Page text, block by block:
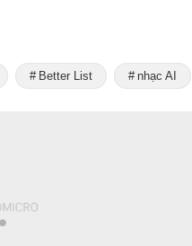
Better List nhạc AI